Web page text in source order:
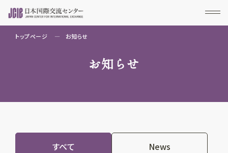
トップページ お知らせ
お知らせ
すべて News